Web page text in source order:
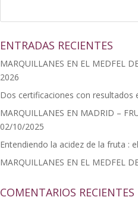
ENTRADAS RECIENTES
MARQUILLANES EN EL MEDFEL
2026
Dos certificaciones con resultados
MARQUILLANES EN MADRID –
02/10/2025
Entendiendo la acidez de la fruta :
MARQUILLANES EN EL MEDFEL
COMENTARIOS RECIENTES